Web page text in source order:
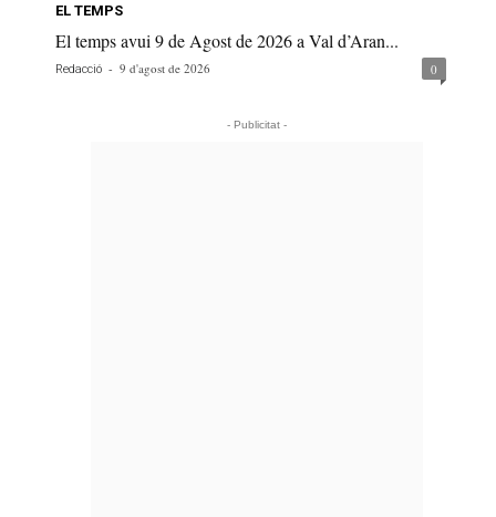
EL TEMPS
El temps avui 9 de Agost de 2026 a Val d’Aran...
Redacció - 9 d'agost de 2026 0
- Publicitat -